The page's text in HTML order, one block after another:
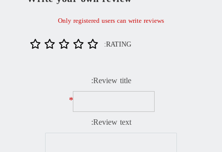
Only registered users can write reviews
RATING:
Review title:
*
Review text: